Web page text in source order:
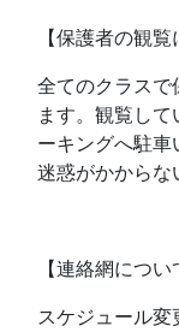
【保護者の観覧
全てのクラスで
ます。観覧し
ーキングへ駐
迷惑がかからな
【連絡網につい
スケジュール変